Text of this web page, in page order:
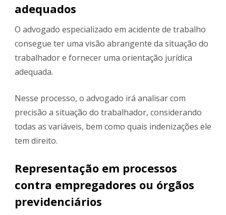
adequados
O advogado especializado em acidente de trabalho
consegue ter uma visão abrangente da situação do
trabalhador e fornecer uma orientação jurídica
adequada.
Nesse processo, o advogado irá analisar com
precisão a situação do trabalhador, considerando
todas as variáveis, bem como quais indenizações ele
tem direito.
Representação em processos
contra empregadores ou órgãos
previdenciários